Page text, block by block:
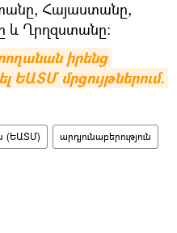
Հայաստանը,
և Ղրղզստանը։
իրենց
ԵԱՏՄ մրցույթներում.
(ԵԱՏՄ) արդյունաբերություն